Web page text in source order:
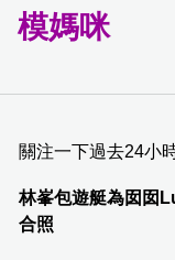
模媽咪
關注一下過去24小
林峯包遊艇為囡囡
合照